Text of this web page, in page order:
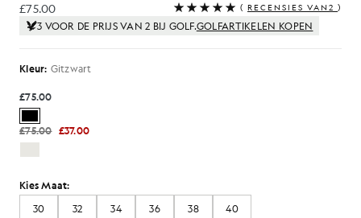
£75.00
£75.00 ( RECENSIES VAN2 )
3 VOOR DE PRIJS VAN 2 BIJ GOLF.GOLFARTIKELEN KOPEN
Kleur: Gitzwart
£75.00
£75.00 £37.00
Kies Maat:
30
32 34 36 38
40